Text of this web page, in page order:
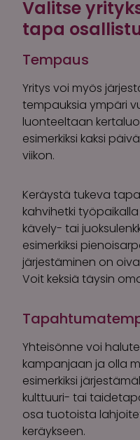
Valitse
tapa
Tempaus
Yritys voi myös
tempauksia ympäri
luonteeltaan
esimerkiksi kaksi
viikon.
Keräystä tukeva
kahvihetki
kävely- tai
esimerkiksi
järjestäminen on
Voit keksiä täysin
Yhteisönne voi
kampanjaan ja olla
esimerkiksi
kulttuuri- tai
osa tuotoista
keräykseen.